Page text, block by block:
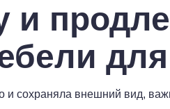
и
и сохраняла внешний вид,